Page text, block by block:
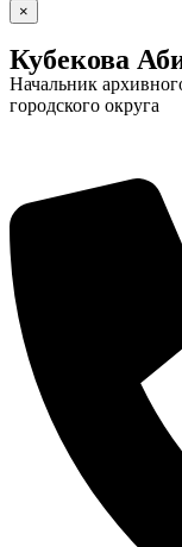
видеоролики
камера
×
Кубекова
Начальник
городского округа